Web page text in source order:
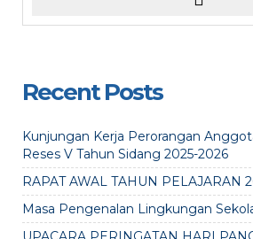
Recent Posts
Kunjungan Kerja Perorangan
Reses V Tahun Sidang 2025-2026
RAPAT AWAL TAHUN PELAJARAN
Masa Pengenalan Lingkungan